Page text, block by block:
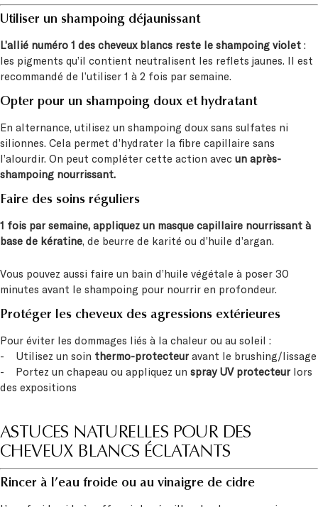
Utiliser un shampoing déjaunissant
L’allié numéro 1 des cheveux blancs reste le shampoing violet :
les pigments qu’il contient neutralisent les reflets jaunes. Il est
recommandé de l’utiliser 1 à 2 fois par semaine.
Opter pour un shampoing doux et hydratant
En alternance, utilisez un shampoing doux sans sulfates ni
silionnes. Cela permet d’hydrater la fibre capillaire sans
l’alourdir. On peut compléter cette action avec un après-
shampoing nourrissant.
Faire des soins réguliers
1 fois par semaine, appliquez un masque capillaire nourrissant à
base de kératine, de beurre de karité ou d’huile d’argan.
Vous pouvez aussi faire un bain d’huile végétale à poser 30
minutes avant le shampoing pour nourrir en profondeur.
Protéger les cheveux des agressions extérieures
Pour éviter les dommages liés à la chaleur ou au soleil :
- Utilisez un soin thermo-protecteuravant le brushing/lissage
- Portez un chapeau ou appliquez un spray UV protecteurlors
des expositions
ASTUCES NATURELLES POUR DES
CHEVEUX BLANCS ÉCLATANTS
Rincer à l’eau froide ou au vinaigre de cidre